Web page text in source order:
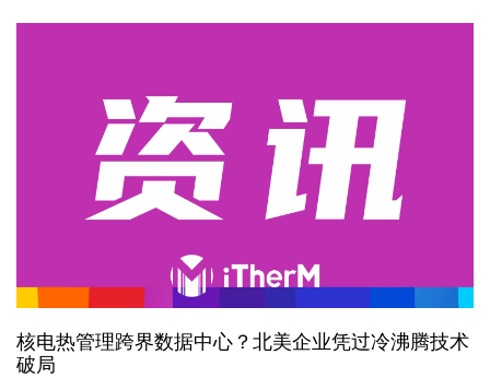
核电热管理跨界数据中心？北美企业凭过冷沸腾技术
破局